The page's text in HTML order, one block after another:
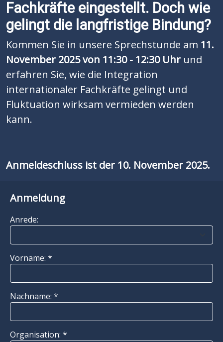
Fachkräfte eingestellt. Doch wie
gelingt die langfristige Bindung?
Kommen Sie in unsere Sprechstunde am 11.
November 2025 von 11:30 - 12:30 Uhr und
erfahren Sie, wie die Integration
internationaler Fachkräfte gelingt und
Fluktuation wirksam vermieden werden
kann.
Anmeldeschluss ist der 10. November 2025.
Anmeldung
Anrede:
Vorname: *
Nachname: *
Organisation: *